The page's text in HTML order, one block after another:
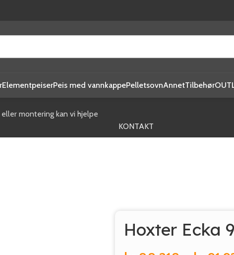
ElementpeiserPeis med vannkappePelletsovnAnnetTilbehør
montering kan vi hjelpe
KONTAKT
Hoxter Ecka